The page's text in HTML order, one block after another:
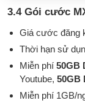
3.4 Gói cước
Giá cước đăng
Thời hạn sử
Miễn phí50GB
Youtube,50GB
Miễn phí 1GB/